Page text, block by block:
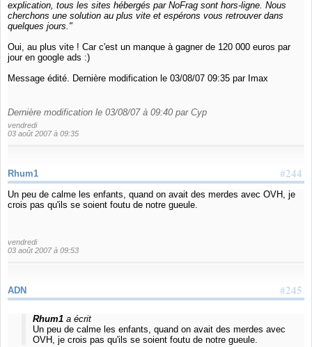
explication, tous les sites hébergés par NoFrag sont hors-ligne. Nous
cherchons une solution au plus vite et espérons vous retrouver dans
quelques jours."
Oui, au plus vite ! Car c'est un manque à gagner de 120 000 euros par
jour en google ads :)
Message édité. Dernière modification le 03/08/07 09:35 par Imax
Dernière modification le 03/08/07 à 09:40 par Cyp
vendredi
03 août 2007 à 09:35
#244
Rhum1
Un peu de calme les enfants, quand on avait des merdes avec OVH, je
crois pas qu'ils se soient foutu de notre gueule.
vendredi
03 août 2007 à 09:53
#245
ADN
Rhum1a écrit
Un peu de calme les enfants, quand on avait des merdes avec
OVH, je crois pas qu'ils se soient foutu de notre gueule.